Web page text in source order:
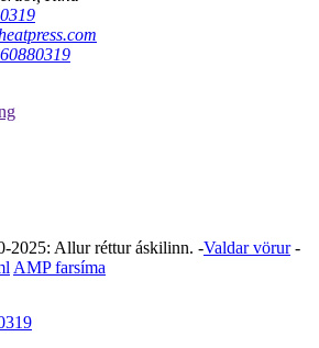
2025: Allur réttur áskilinn. -Valdar vörur-
AMP farsíma